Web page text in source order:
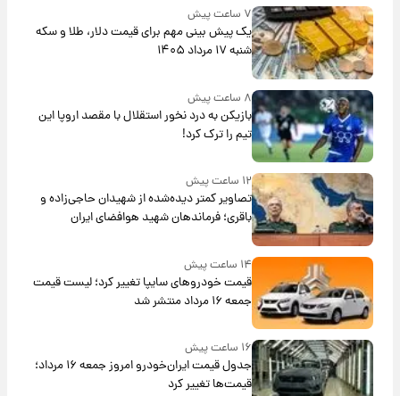
۷ ساعت پیش
یک پیش ‌بینی مهم برای قیمت دلار، طلا و سکه
شنبه ۱۷ مرداد ۱۴۰۵
۸ ساعت پیش
بازیکن به درد نخور استقلال با مقصد اروپا این
تیم را ترک کرد!
۱۲ ساعت پیش
تصاویر کمتر دیده‌شده از شهیدان حاجی‌زاده و
باقری؛ فرماندهان شهید هوافضای ایران
۱۴ ساعت پیش
قیمت خودروهای سایپا تغییر کرد؛ لیست قیمت
جمعه ۱۶ مرداد منتشر شد
۱۶ ساعت پیش
جدول قیمت ایران‌خودرو امروز جمعه ۱۶ مرداد؛
قیمت‌ها تغییر کرد